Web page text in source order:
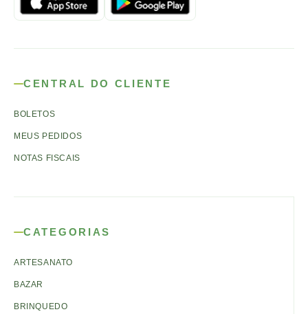
CENTRAL DO CLIENTE
BOLETOS
MEUS PEDIDOS
NOTAS FISCAIS
CATEGORIAS
ARTESANATO
BAZAR
BRINQUEDO